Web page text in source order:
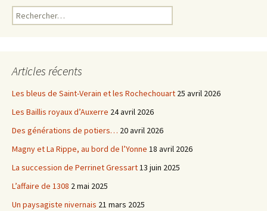
Rechercher :
Articles récents
Les bleus de Saint-Verain et les Rochechouart 25 avril 2026
Les Baillis royaux d’Auxerre 24 avril 2026
Des générations de potiers… 20 avril 2026
Magny et La Rippe, au bord de l’Yonne 18 avril 2026
La succession de Perrinet Gressart13 juin 2025
L’affaire de 1308 2 mai 2025
Un paysagiste nivernais 21 mars 2025